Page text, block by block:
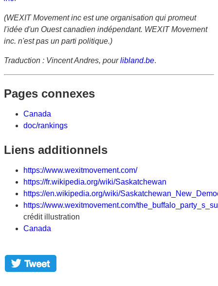
(WEXIT Movement inc est une organisation qui promeut
l'idée d'un Ouest canadien indépendant. WEXIT Movement
inc. n'est pas un parti politique.)
Traduction : Vincent Andres, pourlibland.be.
Pages connexes
Canada
doc/rankings
Liens additionnels
https://www.wexitmovement.com/
https://fr.wikipedia.org/wiki/Saskatchewan
https://en.wikipedia.org/wiki/
https://www.wexitmovement.com/
crédit illustration
Canada